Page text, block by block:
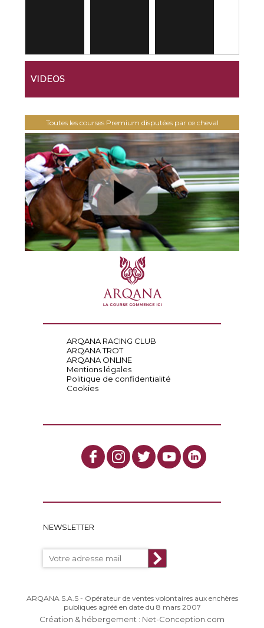
VIDEOS
Toutes les courses Premium disputées par ce cheval
ARQANA RACING CLUB
ARQANA TROT
ARQANA ONLINE
Mentions légales
Politique de confidentialité
Cookies
NEWSLETTER
ARQANA S.A.S - Opérateur de ventes volontaires aux enchères
publiques agréé en date du 8 mars 2007
Création & hébergement : Net-Conception.com